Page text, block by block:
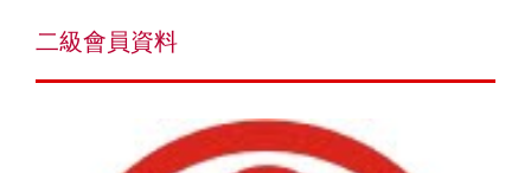
二級會員資料